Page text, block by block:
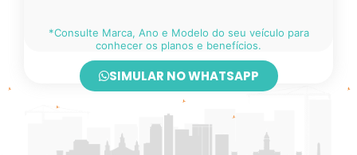
*Consulte Marca, Ano e Modelo do seu veículo para
conhecer os planos e benefícios.
SIMULAR NO WHATSAPP